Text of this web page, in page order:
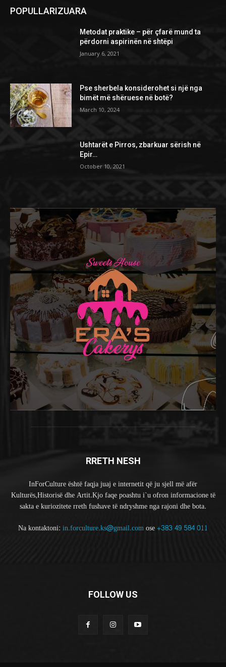
POPULLARIZUARA
Metodat praktike – për çfarë mund ta
përdorni aspirinën në shtëpi
January 6, 2021
Pse sherbela konsiderohet si një nga
bimët më shëruese në botë?
March 10, 2024
Ushtarët e Pirros, zbarkuar sërish në
Epir…
October 10, 2021
RRETH NESH
InForCulture është faqja juaj e internetit që ju sjell më afër
Kulturës,Historisë dhe Artit.Kjo faqe poashtu i`u ofron informacione të
sakta e kuriozitete rreth fushave të ndryshme nga rajoni dhe bota.
Na kontaktoni: in.forculture.ks@gmail.comose+383 49 584 011
FOLLOW US